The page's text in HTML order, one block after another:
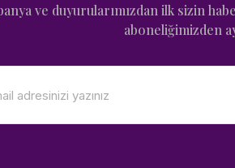
ve duyurularımızdan ilk sizin
aboneliğimizden